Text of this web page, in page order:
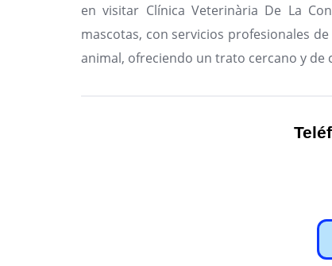
en visitar Clínica Veterinària De La
mascotas, con servicios profesionales
animal, ofreciendo un trato cercano y de